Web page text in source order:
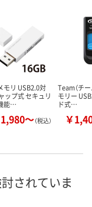
モリ USB2.0対
ップ式 セキュリ
能…
～（税込）
Team（チ
モリー
ド式…
￥
されていま